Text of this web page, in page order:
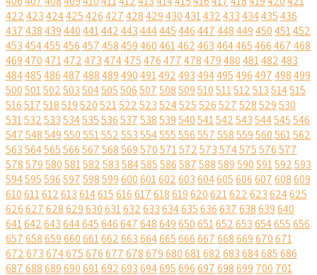
422423424425426427428429430431432433434435436
437438439440441442443444445446447448449450451452
453454455456457458459460461462463464465466467468
469470471472473474475476477478479480481482483
484485486487488489490491492493494495496497498499
500501502503504505506507508509510511512513514515
516517518519520521522523524525526527528529530
531532533534535536537538539540541542543544545546
547548549550551552553554555556557558559560561562
563564565566567568569570571572573574575576577
578579580581582583584585586587588589590591592593
594595596597598599600601602603604605606607608609
610611612613614615616617618619620621622623624625
626627628629630631632633634635636637638639640
641642643644645646647648649650651652653654655656
657658659660661662663664665666667668669670671
672673674675676677678679680681682683684685686
687688689690691692693694695696697698699 700 701